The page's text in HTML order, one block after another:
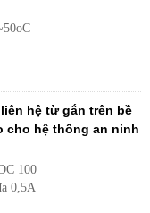
hệ từ gắn trên bề
cho hệ thống an ninh
100
0,5A